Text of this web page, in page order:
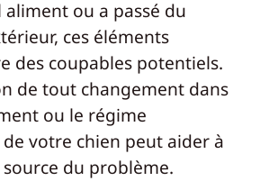
ou a passé du
ces éléments
des coupables potentiels.
de tout changement dans
ou le régime
votre chien peut aider à
du problème.